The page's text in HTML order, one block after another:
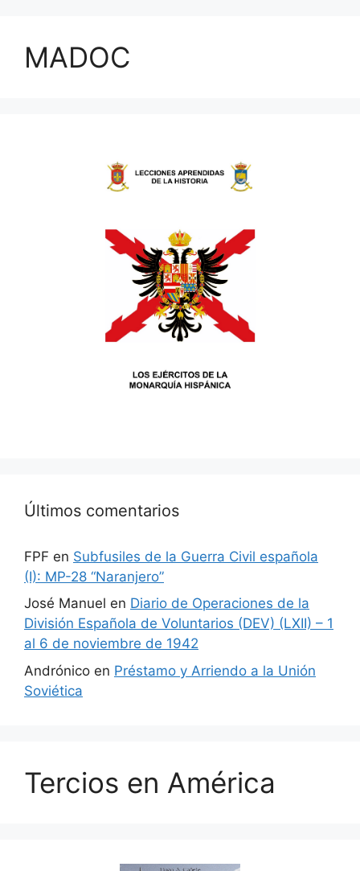
MADOC
Últimos comentarios
FPF en Subfusiles de la Guerra Civil española
(I): MP-28 “Naranjero”
José Manuel en Diario de Operaciones de la
División Española de Voluntarios (DEV) (LXII) – 1
al 6 de noviembre de 1942
Andrónico en Préstamo y Arriendo a la Unión
Soviética
Tercios en América